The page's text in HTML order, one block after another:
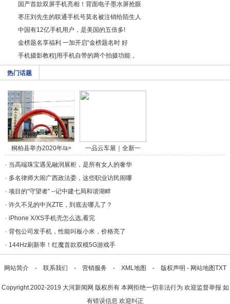
国产首款双屏手机亮相！背面电子墨水屏抢眼
枣庄刘先生的联通手机号莫名被注销给陌生人
中国有12亿手机用户，是美国的五倍多!
金榜题名享福利 一加开启“金榜题名时 好
手机摄影教程|用手机自带的两个拍摄功能，
热门话题
桐柏县举办2020年/a>
一品云车展｜全新一
代/a>
· 当高端珠宝遇见融润展柜，是所有女人的奢华
· 多名律师大闹广西政法委，这些职业访民闹哪
· 项目的“守望者” --记中建七局和谐湖畔
· 许久不见的中兴ZTE，到底去哪儿了？
· iPhone X/XS手机壳怎么选,看完
· 背包公司发手机，性能叫板小米，价格亮了
· 144Hz刷新率！红魔首款双模5G游戏手
网站简介- 联系我们 - 营销服务 - XML地图 - 版权声明 - 网站地图TXT
Copyright.2002-2019 大河新闻网 版权所有 本网拒绝一切非法行为 欢迎监督举报 如
有错误信息 欢迎纠正